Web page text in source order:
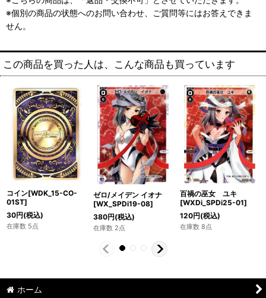
※個別の商品の状態へのお問い合わせ、ご質問等にはお答えできま
せん。
この商品を買った人は、こんな商品も買っています
コイン[WDK_15-CO-
01ST]
30円(税込)
在庫数 5点
ゼロ/メイデン イオナ
[WX_SPDi19-08]
380円(税込)
在庫数 2点
百禍の巫女 ユキ
[WXDi_SPDi25-01]
120円(税込)
在庫数 8点
ホーム